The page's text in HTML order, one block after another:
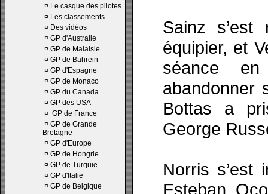
¤ Le casque des pilotes
¤ Les classements
¤ Des vidéos
¤ GP d'Australie
¤ GP de Malaisie
¤ GP de Bahrein
¤ GP d'Espagne
¤ GP de Monaco
¤ GP du Canada
¤ GP des USA
¤ GP de France
¤ GP de Grande
Bretagne
¤ GP d'Europe
¤ GP de Hongrie
¤ GP de Turquie
¤ GP d'Italie
¤ GP de Belgique
Sainz
équipier, et
séance
abandonner
Bottas a
George
Norris s’est
Esteban